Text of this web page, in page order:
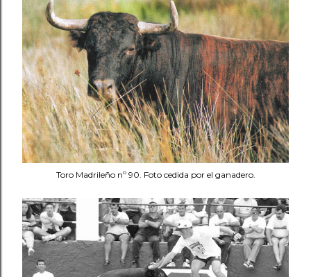
Toro Madrileño nº 90. Foto cedida por el ganadero.